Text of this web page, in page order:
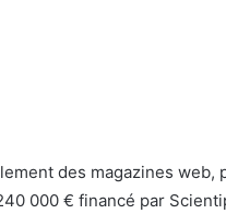
des magazines web,
000 € financé par